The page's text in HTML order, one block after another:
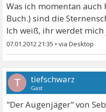
Was ich momentan auch
Buch.) sind die
Ich weiß, ihr werdet
07.01.2012 21:35 •
T tiefschwarz
Gast
"Der Augenjäger" von